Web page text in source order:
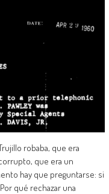
robaba, que era
que era un
hay que preguntarse: si
qué rechazar una